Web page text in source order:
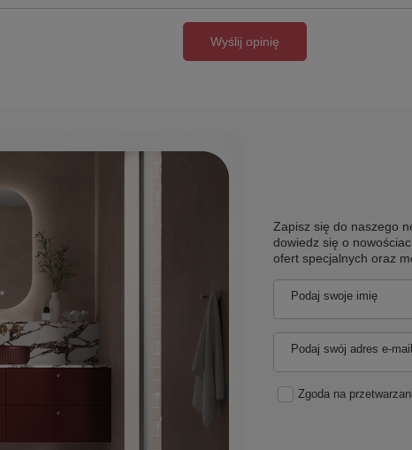
Wyślij opinię
Zapisz się do naszego
dowiedz się o
ofert specjalnych oraz
Podaj swoje imię
Podaj swój adres e-mail
Zgoda na